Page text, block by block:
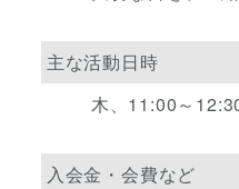
主な活動日時
木、11:00～
入会金・会費など